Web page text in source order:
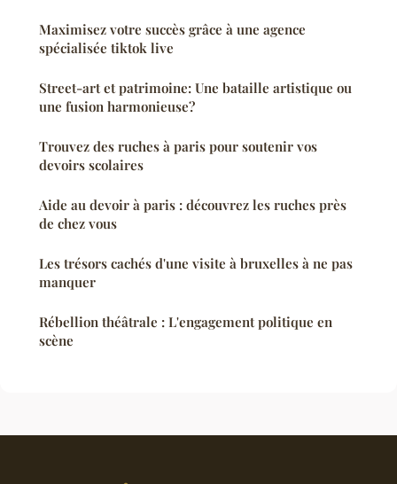
Maximisez votre succès grâce à une agence
spécialisée tiktok live
Street-art et patrimoine: Une bataille artistique ou
une fusion harmonieuse?
Trouvez des ruches à paris pour soutenir vos
devoirs scolaires
Aide au devoir à paris : découvrez les ruches près
de chez vous
Les trésors cachés d'une visite à bruxelles à ne pas
manquer
Rébellion théâtrale : L'engagement politique en
scène